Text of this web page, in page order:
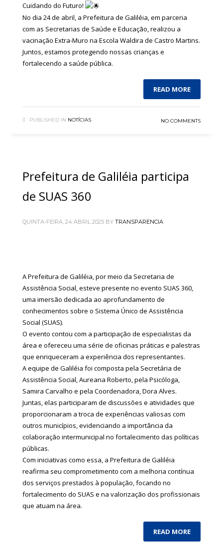
Cuidando do Futuro!
No dia 24 de abril, a Prefeitura de Galiléia, em parceria
com as Secretarias de Saúde e Educação, realizou a
vacinação Extra-Muro na Escola Waldira de Castro Martins.
Juntos, estamos protegendo nossas crianças e
fortalecendo a saúde pública.
READ MORE
PUBLISHED IN NOTÍCIAS NO COMMENTS
Prefeitura de Galiléia participa
de SUAS 360
QUINTA-FEIRA, 24 ABRIL 2025 BY TRANSPARENCIA
A Prefeitura de Galiléia, por meio da Secretaria de
Assistência Social, esteve presente no evento SUAS 360,
uma imersão dedicada ao aprofundamento de
conhecimentos sobre o Sistema Único de Assistência
Social (SUAS).
O evento contou com a participação de especialistas da
área e ofereceu uma série de oficinas práticas e palestras
que enriqueceram a experiência dos representantes.
A equipe de Galiléia foi composta pela Secretária de
Assistência Social, Aureana Roberto, pela Psicóloga,
Samira Carvalho e pela Coordenadora, Dora Alves.
Juntas, elas participaram de discussões e atividades que
proporcionaram a troca de experiências valiosas com
outros municípios, evidenciando a importância da
colaboração intermunicipal no fortalecimento das políticas
públicas.
Com iniciativas como essa, a Prefeitura de Galiléia
reafirma seu comprometimento com a melhoria contínua
dos serviços prestados à população, focando no
fortalecimento do SUAS e na valorização dos profissionais
que atuam na área.
READ MORE